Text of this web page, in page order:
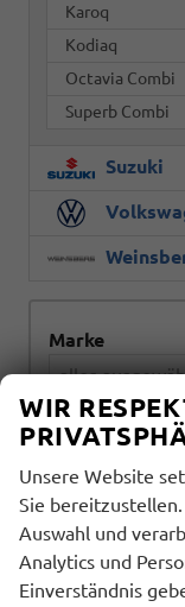
Karoq
Kodiaq
Octavia Combi
Superb Combi
Suzuki
Marke
alles
Modell
alles
Kraftstoffart
alles
WIR
Unsere Website
Sie
Auswahl und
Analytics und
Einverständnis